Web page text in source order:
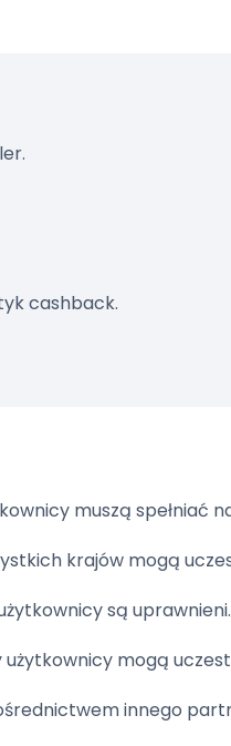
cashback.
muszą spełniać
krajów mogą
są uprawnieni.
użytkownicy mogą
innego